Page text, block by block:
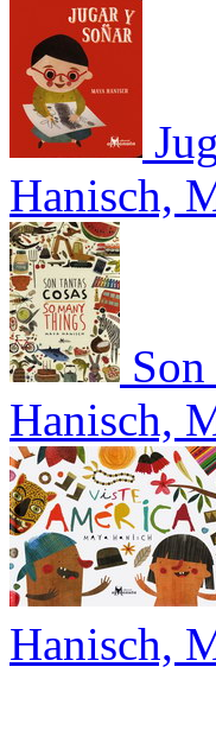
Hanisch,
Hanisch,
Hanisch,